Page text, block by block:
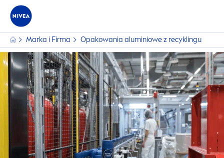
Marka i Firma Opakowania aluminiowe z recyklingu